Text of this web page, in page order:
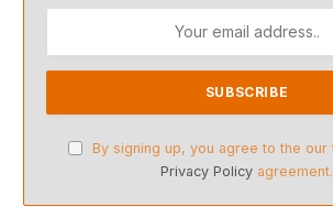
By signing up, you agree to the our
Privacy Policy agreement.